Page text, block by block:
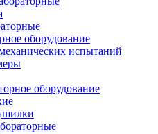
оборудование
испытаний
оборудование